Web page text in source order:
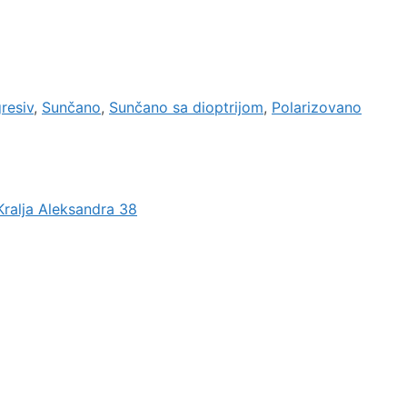
, Sunčano, Sunčano sa dioptrijom, Polarizovano
Aleksandra 38